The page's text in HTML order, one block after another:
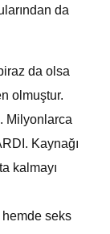
da
biraz da olsa
olmuştur.
Milyonlarca
Kaynağı
kalmayı
seks